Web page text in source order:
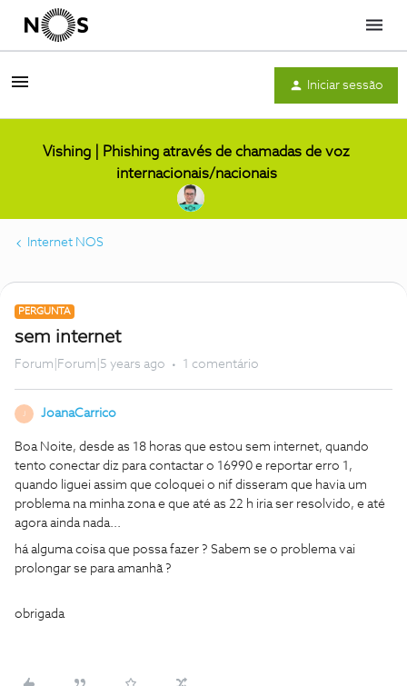
Menu
Iniciar sessão
Vishing | Phishing através de chamadas de voz
internacionais/nacionais
Internet NOS
PERGUNTA
sem internet
Forum|Forum|5 years ago 1 comentário
JoanaCarrico
Boa Noite, desde as 18 horas que estou sem internet, quando
tento conectar diz para contactar o 16990 e reportar erro 1,
quando liguei assim que coloquei o nif disseram que havia um
problema na minha zona e que até as 22 h iria ser resolvido, e até
agora ainda nada...
há alguma coisa que possa fazer ? Sabem se o problema vai
prolongar se para amanhã ?
obrigada